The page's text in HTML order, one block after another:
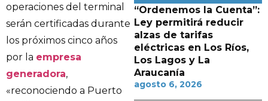
operaciones del terminal
serán certificadas durante
los próximos cinco años
por la empresa
generadora,
«reconociendo a Puerto
“Ordenemos la Cuenta”:
Ley permitirá reducir
alzas de tarifas
eléctricas en Los Ríos,
Los Lagos y La
Araucanía
agosto 6, 2026